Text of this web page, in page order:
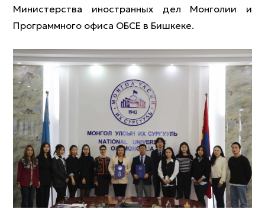
Министерства иностранных дел Монголии и
Программного офиса ОБСЕ в Бишкеке.